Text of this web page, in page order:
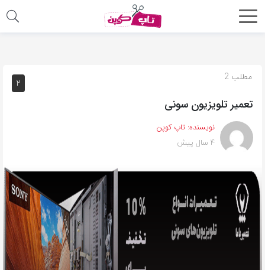
اشتراک
از
روش‌های
زیر
می‌توانید
این
صفحه
را
دوستان
2 مطلب 2
تعمیر تلویزیون سونی
نویسنده: تاپ کوپن
4 سال پیش